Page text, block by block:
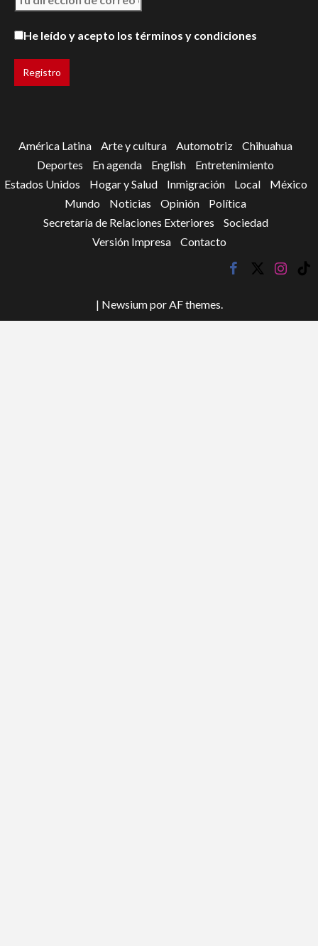
He leído y acepto los términos y condiciones
América Latina Arte y cultura Automotriz
Chihuahua
Deportes
En agenda English
Entretenimiento
Estados Unidos
Hogar y Salud Inmigración Local
México
Mundo
Noticias Opinión
Política
Secretaría de Relaciones Exteriores
Sociedad
Versión Impresa
Contacto
facebook
twitter
tik
| Newsiumpor AF themes.